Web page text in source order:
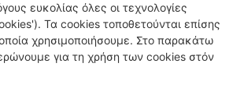
ευκολίας όλες οι τεχνολογίες
Τα cookies τοποθετούνται επίσης
χρησιμοποιήσουμε. Στο παρακάτω
για τη χρήση των cookies στόν